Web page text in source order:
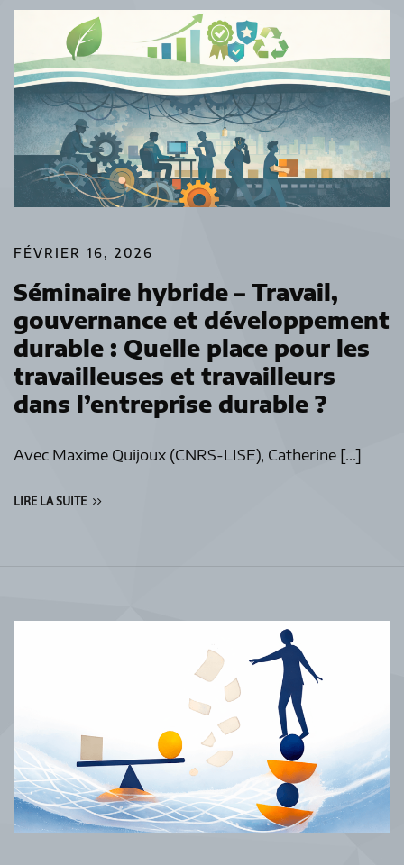
FÉVRIER 16, 2026
Séminaire hybride – Travail,
gouvernance et développement
durable : Quelle place pour les
travailleuses et travailleurs
dans l’entreprise durable ?
Avec Maxime Quijoux (CNRS-LISE), Catherine […]
LIRE LA SUITE